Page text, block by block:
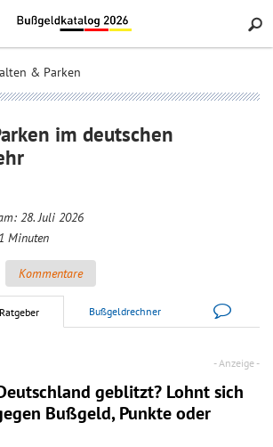
Search
& Parken
im deutschen
28. Juli 2026
Minuten
Kommentare
Bußgeldrechner
geblitzt? Lohnt sich
Bußgeld, Punkte oder